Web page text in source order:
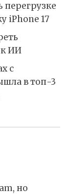
перегрузке
iPhone 17
к ИИ
с
в топ-3
но